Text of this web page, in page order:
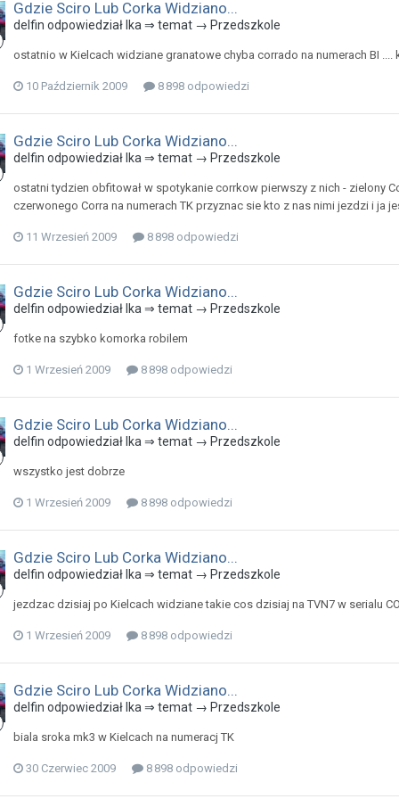
Gdzie Sciro Lub Corka Widziano...
delfin odpowiedział Ika ⇒ temat → Przedszkole
ostatnio w Kielcach widziane granatowe chyba corrado na numerach BI ....
10 Październik 2009 8 898 odpowiedzi
Gdzie Sciro Lub Corka Widziano...
delfin odpowiedział Ika ⇒ temat → Przedszkole
ostatni tydzien obfitował w spotykanie corrkow pierwszy z nich - zielony
czerwonego Corra na numerach TK przyznac sie kto z nas nimi jezdzi i ja
11 Wrzesień 2009 8 898 odpowiedzi
Gdzie Sciro Lub Corka Widziano...
delfin odpowiedział Ika ⇒ temat → Przedszkole
fotke na szybko komorka robilem
1 Wrzesień 2009 8 898 odpowiedzi
Gdzie Sciro Lub Corka Widziano...
delfin odpowiedział Ika ⇒ temat → Przedszkole
wszystko jest dobrze
1 Wrzesień 2009 8 898 odpowiedzi
Gdzie Sciro Lub Corka Widziano...
delfin odpowiedział Ika ⇒ temat → Przedszkole
jezdzac dzisiaj po Kielcach widziane takie cos dzisiaj na TVN7 w serialu
1 Wrzesień 2009 8 898 odpowiedzi
Gdzie Sciro Lub Corka Widziano...
delfin odpowiedział Ika ⇒ temat → Przedszkole
biala sroka mk3 w Kielcach na numeracj TK
30 Czerwiec 2009 8 898 odpowiedzi